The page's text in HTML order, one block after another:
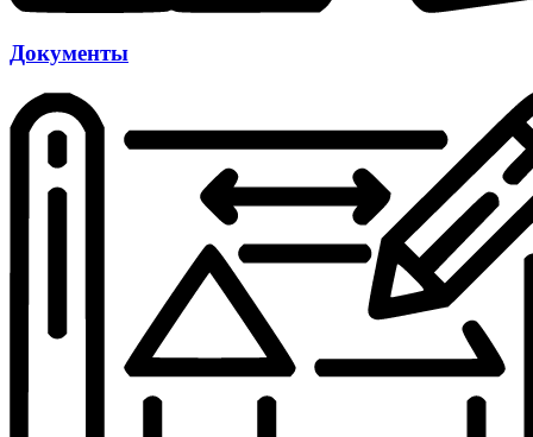
Документы